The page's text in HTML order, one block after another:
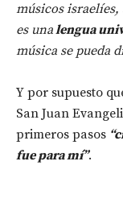
músicos
es unalengua
música se pueda
Y por supuesto
San Juan
primeros pasos
fue para mí”.